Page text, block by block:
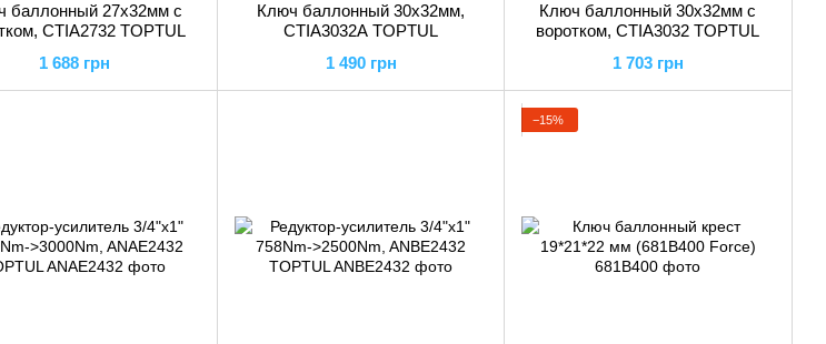
баллонный 27х32мм с
CTIA2732 TOPTUL
1 688 грн
Ключ баллонный 30х32мм,
CTIA3032A TOPTUL
1 490 грн
Ключ баллонный 30х32мм с
воротком, CTIA3032 TOPTUL
1 703 грн
−15%